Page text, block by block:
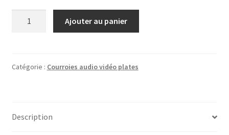
audio
3mm
Ajouter au panier
Catégorie : Courroies audio vidéo plates
Description